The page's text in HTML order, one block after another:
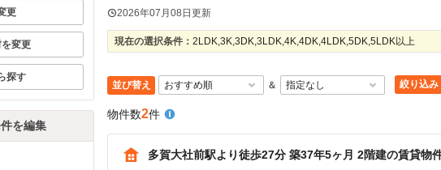
更
変更
探す
を編集
2026年07月08日更新
現在の選択条件： 2LDK,3K,3DK,3LDK,4K,4DK,4LDK,5DK,5LDK以上
並び替え ＆ 絞り込み
物件数2件
多賀大社前駅より徒歩27分 築37年5ヶ月 2階建の賃貸物